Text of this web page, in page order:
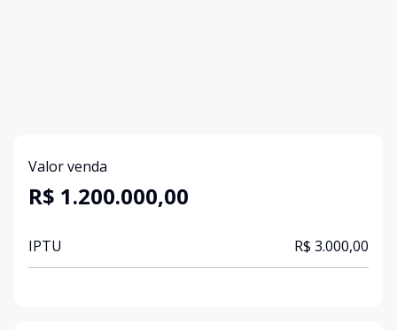
Valor venda
R$ 1.200.000,00
IPTU R$ 3.000,00